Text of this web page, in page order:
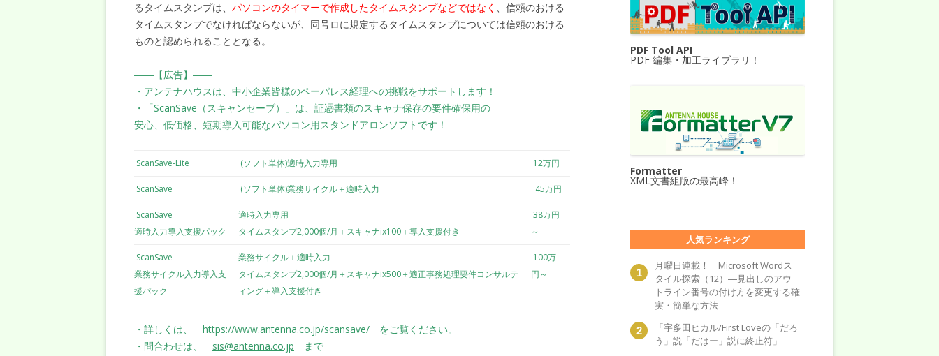
るタイムスタンプは、 パソコンのタイマーで作成したタイムスタンプなどではなく 、信頼のおける
タイムスタンプでなければならないが、同号ロに規定するタイムスタンプについては信頼のおける
ものと認められることとなる。
――【広告】――
・アンテナハウスは、中小企業皆様のペーパレス経理への挑戦をサポートします！
・「ScanSave（スキャンセーブ）」は、証憑書類のスキャナ保存の要件確保用の
安心、低価格、短期導入可能なパソコン用スタンドアロンソフトです！
ScanSave-Lite (ソフト単体)適時入力専用 12万円
ScanSave (ソフト単体)業務サイクル＋適時入力 45万円
ScanSave
適時入力導入支援パック
適時入力専用
タイムスタンプ2,000個/月＋スキャナix100＋導入支援付き
38万円
～
ScanSave
業務サイクル入力導入支
援パック
業務サイクル＋適時入力
タイムスタンプ2,000個/月＋スキャナix500＋適正事務処理要件コンサルテ
ィング＋導入支援付き
100万
円～
・詳しくは、 https://www.antenna.co.jp/scansave/ をご覧ください。
・問合わせは、 sis@antenna.co.jp まで
PDF Tool API
PDF 編集・加工ライブラリ！
Formatter
XML文書組版の最高峰！
人気ランキング
月曜日連載！ Microsoft Wordス
タイル探索（12）―見出しのアウ
トライン番号の付け方を変更する確
実・簡単な方法
「宇多田ヒカル/First Loveの「だろ
う」説「だはー」説に終止符」